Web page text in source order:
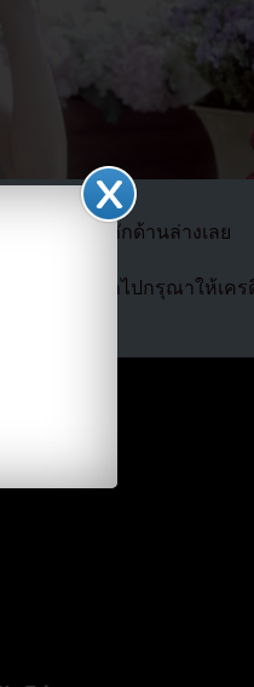
featuring ฮอกักด้านล่างเลย
กนำข่าวออกไปกรุณาให้เค